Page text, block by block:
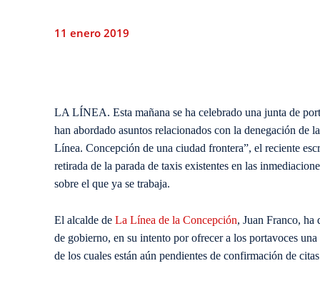
11 enero 2019
LA LÍNEA. Esta mañana se ha celebrado una junta de
han abordado asuntos relacionados con la denegación
Línea. Concepción de una ciudad frontera”, el reciente
retirada de la parada de taxis existentes en las
sobre el que ya se trabaja.
El alcalde de La Línea de la Concepción, Juan Franco, ha
de gobierno, en su intento por ofrecer a los portavoces
de los cuales están aún pendientes de confirmación de